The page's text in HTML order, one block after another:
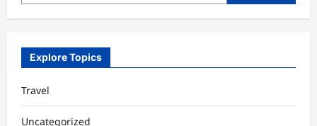
Explore Topics
Travel
Uncategorized